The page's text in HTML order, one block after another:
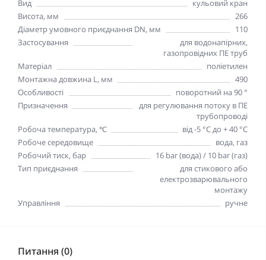
Вид
кульовий кран
Висота, мм
266
Діаметр умовного приєднання DN, мм
110
Застосування
для водонапірних,
газопровідних ПЕ труб
Матеріал
поліетилен
Монтажна довжина L, мм
490
Особливості
поворотний на 90 °
Призначення
для регулювання потоку в ПЕ
трубопроводі
Робоча температура, ℃
від -5 °C до + 40 °C
Робоче середовище
вода, газ
Робочий тиск, бар
16 bar (вода) / 10 bar (газ)
Тип приєднання
для стикового або
електрозварювального
монтажу
Управління
ручне
Питання (0)